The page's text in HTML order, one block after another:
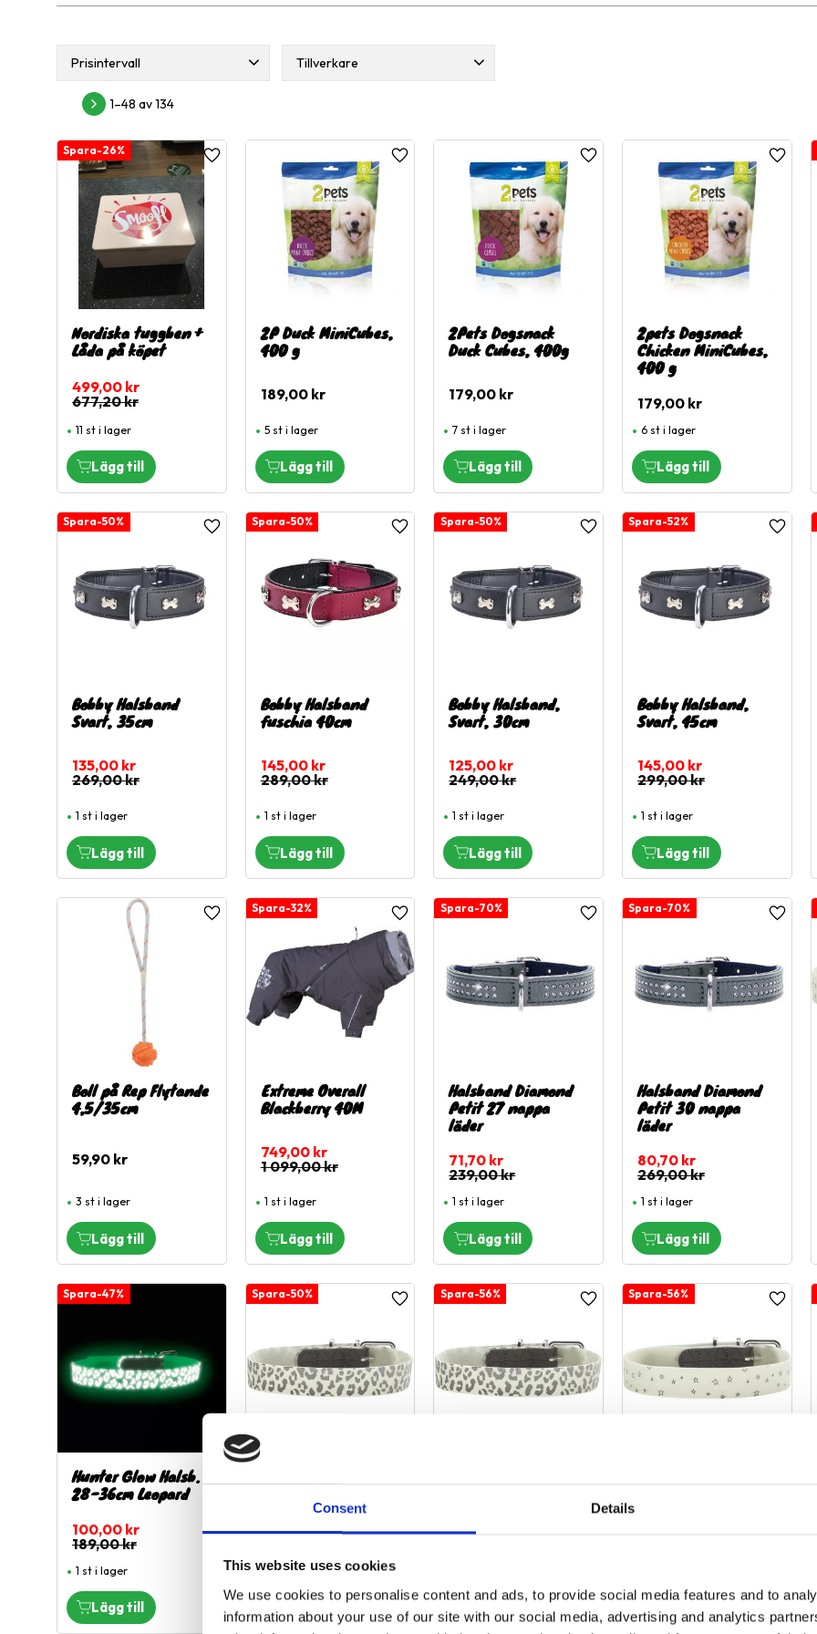
Consent Details
This website uses cookies
We use cookies to personalise content and ads, to provide social media features and to
information about your use of our site with our social media, advertising and analytics
Prisintervall Tillverkare
Hunter 17
Visa fler
1–48 av134
Nordiska tuggben +
Låda på köpet
499,00 kr
677,20kr
26%
Lägg till i favoriter
11 st i lager
2P Duck MiniCubes,
400 g
189,00kr
Lägg till i favoriter
5 st i lager
2Pets Dogsnack
Duck Cubes, 400g
179,00 kr
Lägg till i favoriter
7 st i lager
2pets Dogsnack
Chicken MiniCubes,
400 g
179,00kr
Lägg
6 st i lager
Bobby Halsband
Svart, 35cm
135,00 kr
269,00kr
50%
Lägg till i favoriter
1 st i lager
Bobby Halsband
fuschia 40cm
145,00kr
289,00kr
50%
Lägg till i favoriter
1 st i lager
Bobby Halsband,
Svart, 30cm
125,00 kr
249,00kr
50%
Lägg till i favoriter
1 st i lager
Bobby Halsband,
Svart, 45cm
145,00kr
299,00kr
52%
Lägg
1 st i lager
Boll på Rep Flytande
4,5/35cm
59,90 kr
Lägg till i favoriter
3 st i lager
Extreme Overall
Blackberry 40M
749,00kr
1 099,00kr
32%
Lägg till i favoriter
1 st i lager
Halsband Diamond
Petit 27 nappa
läder
71,70 kr
239,00kr
70%
Lägg till i favoriter
1 st i lager
Halsband Diamond
Petit 30 nappa
läder
80,70kr
269,00kr
70%
Lägg
1 st i lager
Hunter Glow Halsb.
28-36cm Leopard
100,00 kr
189,00kr
47%
Lägg till i favoriter
1 st i lager
100,00kr
50%
Lägg till i favoriter
1 st i lager
100,00
56%
Lägg till i favoriter
56%
Lägg